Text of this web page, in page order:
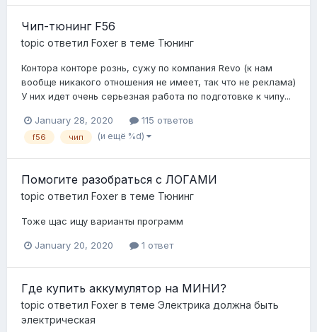
Чип-тюнинг F56
topic ответил Foxer в теме Тюнинг
Контора конторе рознь, сужу по компания Revo (к нам
вообще никакого отношения не имеет, так что не реклама)
У них идет очень серьезная работа по подготовке к чипу...
January 28, 2020 115 ответов
f56 чип (и ещё %d)
Помогите разобраться с ЛОГАМИ
topic ответил Foxer в теме Тюнинг
Тоже щас ищу варианты программ
January 20, 2020 1 ответ
Где купить аккумулятор на МИНИ?
topic ответил Foxer в теме Электрика должна быть
электрическая